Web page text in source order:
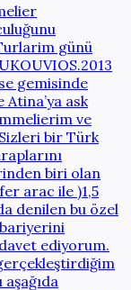
günü
gemisinde
Atina’ya ask
ve
bir Türk
biri olan
arac ile )1,5
denilen bu özel
ediyorum.